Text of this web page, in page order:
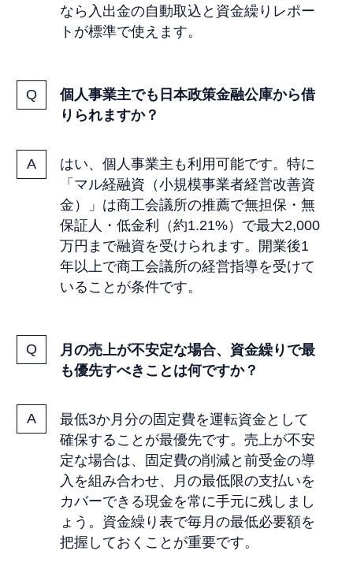
なら入出金の自動取込と資金繰りレポー
トが標準で使えます。
個人事業主でも日本政策金融公庫から借
りられますか？
はい、個人事業主も利用可能です。特に
「マル経融資（小規模事業者経営改善資
金）」は商工会議所の推薦で無担保・無
保証人・低金利（約1.21%）で最大2,000
万円まで融資を受けられます。開業後1
年以上で商工会議所の経営指導を受けて
いることが条件です。
月の売上が不安定な場合、資金繰りで最
も優先すべきことは何ですか？
最低3か月分の固定費を運転資金として
確保することが最優先です。売上が不安
定な場合は、固定費の削減と前受金の導
入を組み合わせ、月の最低限の支払いを
カバーできる現金を常に手元に残しまし
ょう。資金繰り表で毎月の最低必要額を
把握しておくことが重要です。